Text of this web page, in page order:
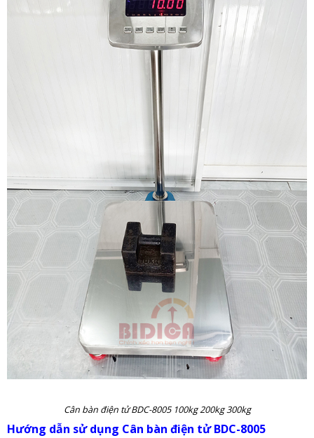
Cân bàn điện tử BDC-8005 100kg 200kg 300kg
Hướng dẫn sử dụng Cân bàn điện tử BDC-8005